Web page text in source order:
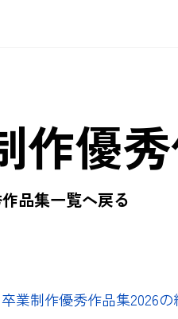
作優
品集一覧へ戻る
業制作優秀作品集2026